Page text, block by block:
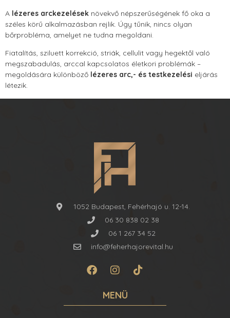
A lézeres arckezelések növekvő népszerűségének fő oka a
széles körű alkalmazásban rejlik. Úgy tűnik, nincs olyan
bőrprobléma, amelyet ne tudna megoldani.
Fiatalítás, sziluett korrekció, striák, cellulit vagy hegektől való
megszabadulás, arccal kapcsolatos életkori problémák –
megoldására különböző lézeres arc,- és testkezelési eljárás
létezik.
1052 Budapest, Fehérhajó u. 12-14.
06 30 838 02 38
06 1 267 34 52
info@feherhajorevital.hu
MENÜ